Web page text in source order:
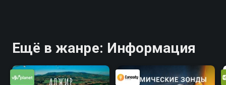
Ещё в жанре: Информация